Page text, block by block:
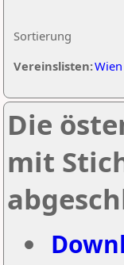
Sortierung
Vereinslisten:Wien
Die
mit